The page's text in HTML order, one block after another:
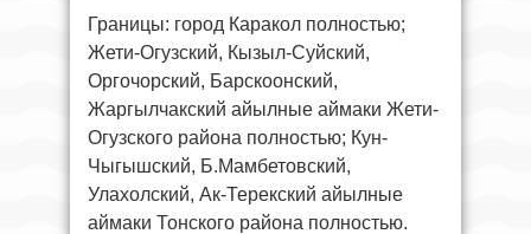
Границы: город Каракол полностью;
Жети-Огузский, Кызыл-Суйский,
Оргочорский, Барскоонский,
Жаргылчакский айылные аймаки Жети-
Огузского района полностью; Кун-
Чыгышский, Б.Мамбетовский,
Улахолский, Ак-Терекский айылные
аймаки Тонского района полностью.